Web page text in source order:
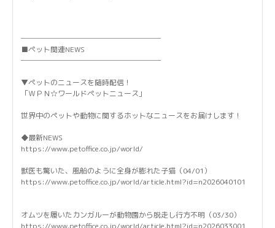
───────────────────
■ペット関連NEWS
───────────────────
▼ペットのニュースを随時配信！
「ＷＰＮ☆ワールドペットニュース」
世界中のペットや動物に関するホットなニュースをお届けします！
◆最新NEWS
https://www.petoffice.co.jp/world/
獣医も驚いた、風船のように全身が膨れた子猫（04/01）
https://www.petoffice.co.jp/world/article.html?id=n2026040101
オムツを履いたカンガルーが動物園から脱走し行方不明（03/30）
https://www.petoffice.co.jp/world/article.html?id=n2026033001